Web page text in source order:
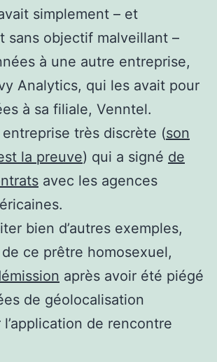
simplement – et
sans objectif malveillant –
à une autre entreprise,
Analytics, qui les avait pour
à sa filiale, Venntel.
très discrète (son
la preuve) qui a signé de
avec les agences
bien d’autres exemples,
ce prêtre homosexuel,
après avoir été piégé
de géolocalisation
de rencontre